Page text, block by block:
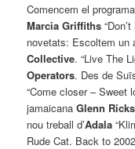
Comencem el
Marcia Griffiths
novetats: Escoltem un
Collective. “Live The
Operators. Des de
“Come closer – Sweet
jamaicanaGlenn Ricks
nou treball d’Adala
Rude Cat. Back to